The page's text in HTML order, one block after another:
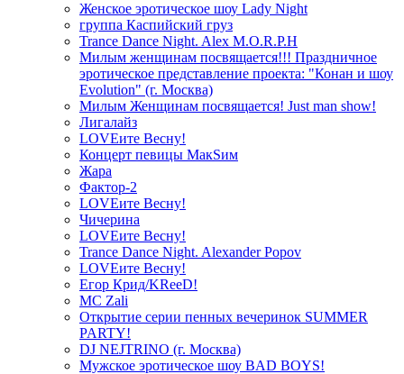
Женское эротическое шоу Lady Night
группа Каспийский груз
Trance Dance Night. Alex M.O.R.P.H
Милым женщинам посвящается!!! Праздничное
эротическое представление проекта: "Конан и шоу
Evolution" (г. Москва)
Милым Женщинам посвящается! Just man show!
Лигалайз
LOVEите Весну!
Концерт певицы МакSим
Жара
Фактор-2
LOVEите Весну!
Чичерина
LOVEите Весну!
Trance Dance Night. Alexander Popov
LOVEите Весну!
Егор Крид/KReeD!
MC Zali
Открытие серии пенных вечеринок SUMMER
PARTY!
DJ NEJTRINO (г. Москва)
Мужское эротическое шоу BAD BOYS!